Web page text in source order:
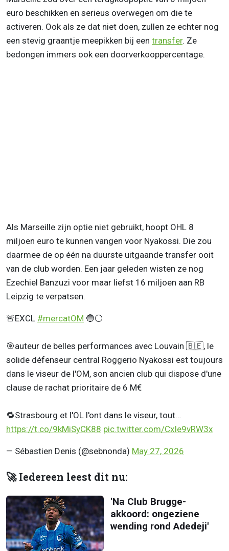
euro beschikken en serieus overwegen om die te
activeren. Ook als ze dat niet doen, zullen ze echter nog
een stevig graantje meepikken bij een transfer. Ze
bedongen immers ook een doorverkooppercentage.
Als Marseille zijn optie niet gebruikt, hoopt OHL 8
miljoen euro te kunnen vangen voor Nyakossi. Die zou
daarmee de op één na duurste uitgaande transfer ooit
van de club worden. Een jaar geleden wisten ze nog
Ezechiel Banzuzi voor maar liefst 16 miljoen aan RB
Leipzig te verpatsen.
🚨EXCL #mercatOM 🔵⚪️
🎯auteur de belles performances avec Louvain 🇧🇪, le
solide défenseur central Roggerio Nyakossi est toujours
dans le viseur de l'OM, son ancien club qui dispose d'une
clause de rachat prioritaire de 6 M€
🔁Strasbourg et l'OL l'ont dans le viseur, tout…
https://t.co/9kMiSyCK88 pic.twitter.com/CxIe9vRW3x
— Sébastien Denis (@sebnonda) May 27, 2026
🚀 Iedereen leest dit nu:
'Na Club Brugge-
akkoord: ongeziene
wending rond Adedeji'